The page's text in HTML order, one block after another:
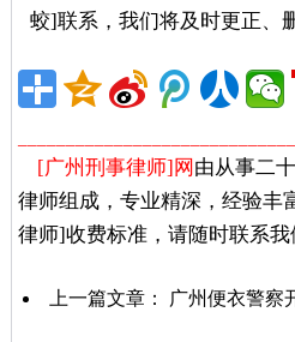
蛟]联系，我们将及时更正、
[广州刑事律师]网 由从事二
律师组成，专业精深，经验丰
律师]收费标准，请随时联系我
上一篇文章： 广州便衣警察